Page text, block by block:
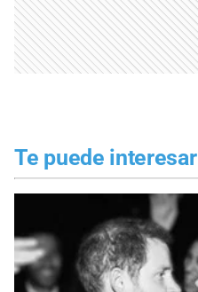
Te puede interesar